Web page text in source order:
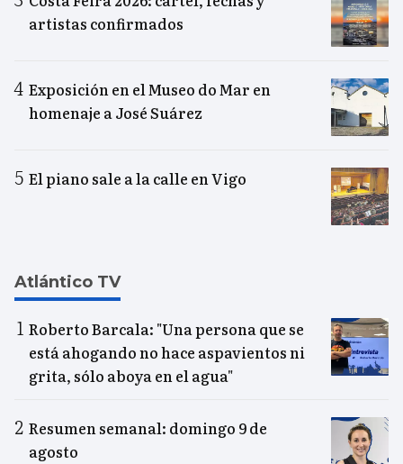
artistas confirmados
Exposición en el Museo do Mar en
homenaje a José Suárez
El piano sale a la calle en Vigo
Atlántico TV
Roberto Barcala: "Una persona que se
está ahogando no hace aspavientos ni
grita, sólo aboya en el agua"
Resumen semanal: domingo 9 de
agosto